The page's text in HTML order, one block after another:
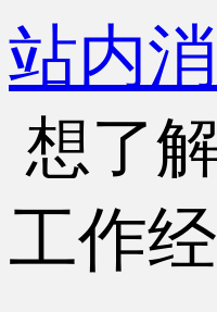
站内
想了
工作